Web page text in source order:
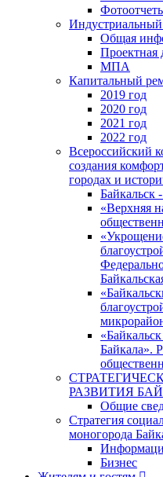
Общая
Проектная
МПА
Капитальный
2019 год
2020 год
2021 год
2022 год
Всероссийский
создания
городах и
Байкальск
«Верхняя
Байкала».
РАЗВИТИЯ
Общие
Стратегия
моногорода
Бизнес